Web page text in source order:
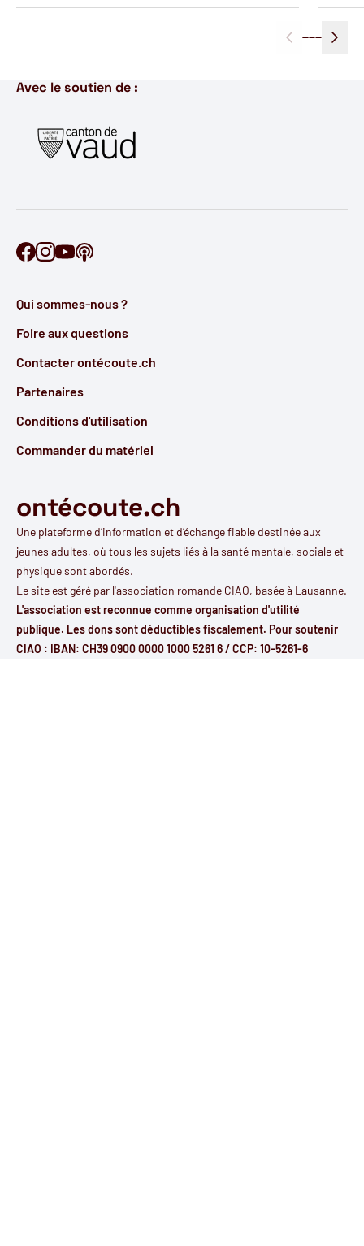
Avec le soutien de :
Retrouve Ontécoute sur Facebook
Retrouve Ontécoute sur Instagram
Retrouve Ontécoute sur YouTube
Qui sommes-nous ?
Foire aux questions
Contacter ontécoute.ch
Partenaires
Conditions d'utilisation
Commander du matériel
ontécoute.ch
Une plateforme d’information et d’échange fiable destinée aux
jeunes adultes, où tous les sujets liés à la santé mentale, sociale et
physique sont abordés.
Le site est géré par l'association romande CIAO, basée à Lausanne.
L'association est reconnue comme organisation d'utilité
publique. Les dons sont déductibles fiscalement. Pour soutenir
CIAO : IBAN: CH39 0900 0000 1000 5261 6 / CCP: 10-5261-6